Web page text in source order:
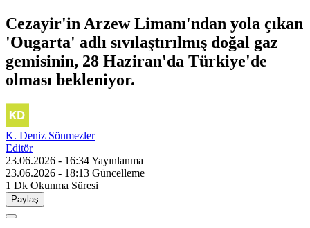
Cezayir'in Arzew Limanı'ndan yola çıkan
'Ougarta' adlı sıvılaştırılmış doğal gaz
gemisinin, 28 Haziran'da Türkiye'de
olması bekleniyor.
K. Deniz Sönmezler
Editör
23.06.2026 - 16:34Yayınlanma
23.06.2026 - 18:13 Güncelleme
1 Dk Okunma Süresi
Paylaş